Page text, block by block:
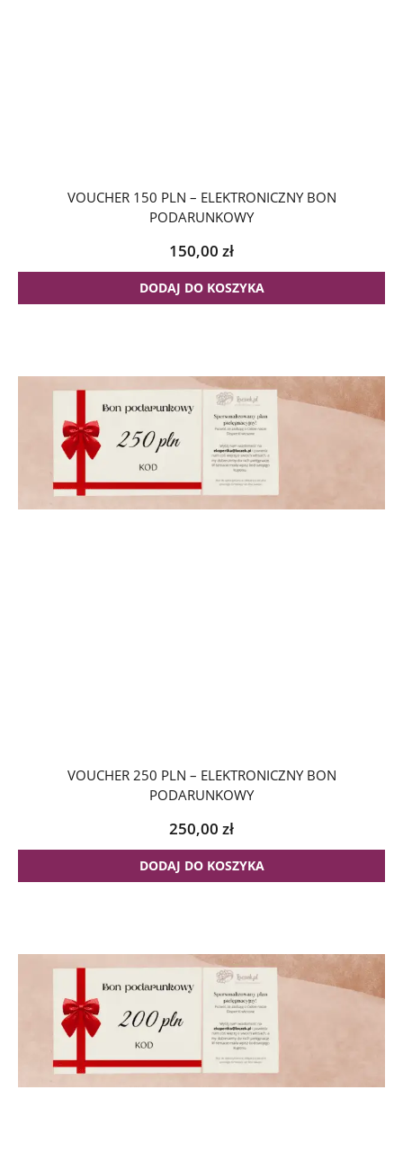
VOUCHER 150 PLN – ELEKTRONICZNY BON
PODARUNKOWY
150,00 zł
DODAJ DO KOSZYKA
VOUCHER 250 PLN – ELEKTRONICZNY BON
PODARUNKOWY
250,00 zł
DODAJ DO KOSZYKA